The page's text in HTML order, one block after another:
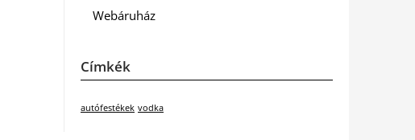
Webáruház
Címkék
autófestékek vodka